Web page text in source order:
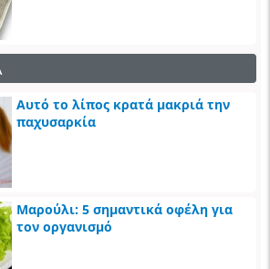
Αυτό το λίπος κρατά μακριά την
παχυσαρκία
Μαρούλι: 5 σημαντικά οφέλη για
τον οργανισμό